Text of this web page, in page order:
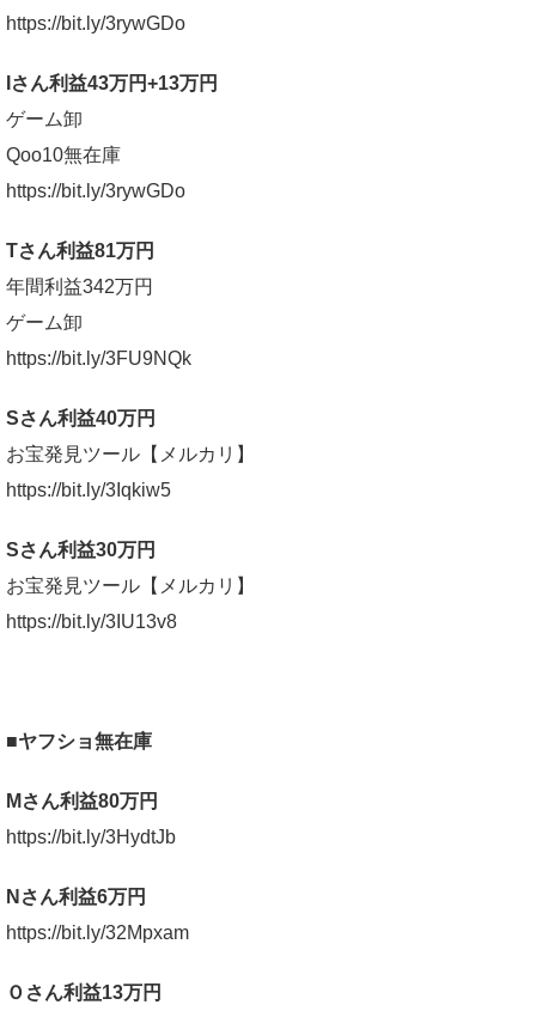
https://bit.ly/3rywGDo
Iさん利益43万円+13万円
ゲーム卸
Qoo10無在庫
https://bit.ly/3rywGDo
Tさん利益81万円
年間利益342万円
ゲーム卸
https://bit.ly/3FU9NQk
Sさん利益40万円
お宝発見ツール【メルカリ】
https://bit.ly/3Iqkiw5
Sさん利益30万円
お宝発見ツール【メルカリ】
https://bit.ly/3IU13v8
■ヤフショ無在庫
Mさん利益80万円
https://bit.ly/3HydtJb
Nさん利益6万円
https://bit.ly/32Mpxam
Ｏさん利益13万円